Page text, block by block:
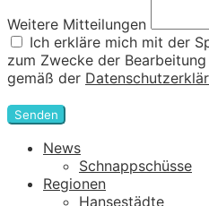
Weitere Mitteilungen
Ich erkläre mich mit der
zum Zwecke der
gemäß der
Senden
News
Schnappschüsse
Regionen
Hansestädte